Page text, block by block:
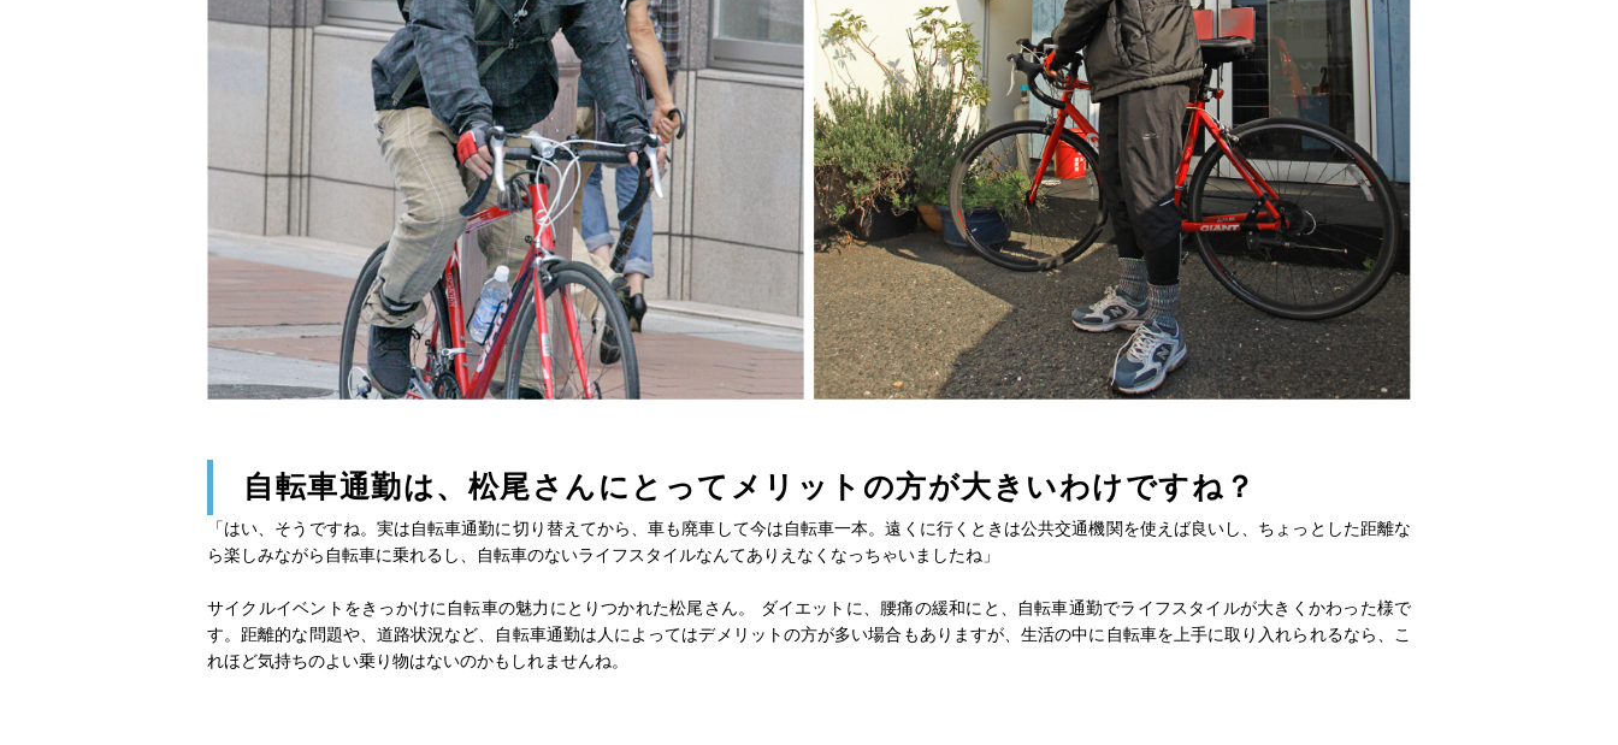
自転車通勤は、松尾さんにとってメリットの方が大きいわけですね？
「はい、そうですね。実は自転車通勤に切り替えてから、車も廃車して今は自転車一本。遠くに行くときは公共交通機関を使えば良いし、ちょっとした距離な
ら楽しみながら自転車に乗れるし、自転車のないライフスタイルなんてありえなくなっちゃいましたね」
サイクルイベントをきっかけに自転車の魅力にとりつかれた松尾さん。 ダイエットに、腰痛の緩和にと、自転車通勤でライフスタイルが大きくかわった様で
す。距離的な問題や、道路状況など、自転車通勤は人によってはデメリットの方が多い場合もありますが、生活の中に自転車を上手に取り入れられるなら、こ
れほど気持ちのよい乗り物はないのかもしれませんね。